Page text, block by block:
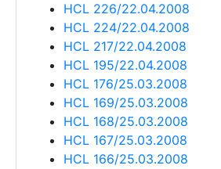
HCL 226/22.04.2008
HCL 224/22.04.2008
HCL 217/22.04.2008
HCL 195/22.04.2008
HCL 176/25.03.2008
HCL 169/25.03.2008
HCL 168/25.03.2008
HCL 167/25.03.2008
HCL 166/25.03.2008